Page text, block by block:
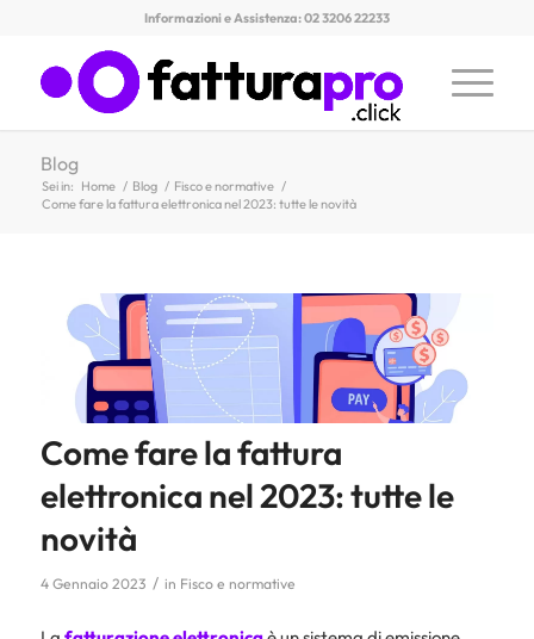
Informazioni e Assistenza: 02 3206 22233
Blog
Sei in: Home / Blog / Fisco e normative /
Come fare la fattura elettronica nel 2023: tutte le novità
Come fare la fattura
elettronica nel 2023: tutte le
novità
4 Gennaio 2023 / in Fisco e normative